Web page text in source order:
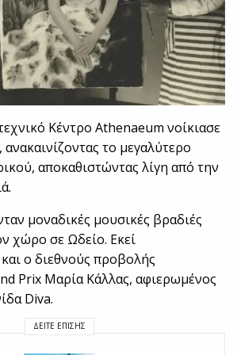
Κέντρο Athenaeum νοίκιασε
ανακαινίζοντας το μεγαλύτερο
αποκαθιστώντας λίγη από την
μοναδικές μουσικές βραδιές
χώρο σε Ωδείο. Εκεί
ο διεθνούς προβολής
Prix Μαρία Κάλλας, αφιερωμένος
Diva.
ΔΕΊΤΕ ΕΠΊΣΗΣ